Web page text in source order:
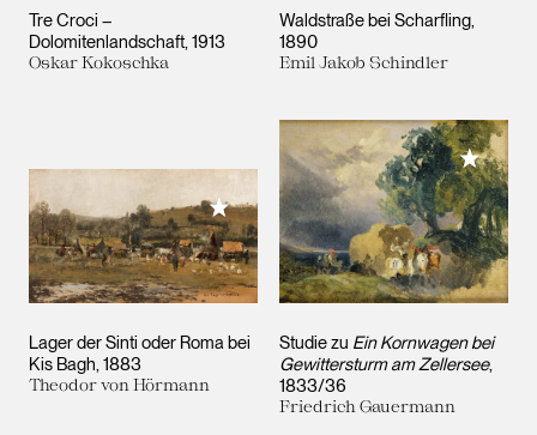
Tre Croci –
Dolomitenlandschaft 1913
Oskar Kokoschka
Waldstraße bei Scharfling
1890
Emil Jakob Schindler
Lager der Sinti oder Roma bei
Kis Bagh 1883
Theodor von Hörmann
Meiner Sammlung hinzufügen
Studie zu Ein Kornwagen bei
Gewittersturm am Zellersee
1833/36
Friedrich Gauermann
Meiner